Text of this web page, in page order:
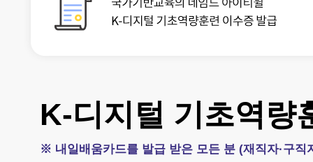
K-디지털 기초역량
※ 내일배움카드를 발급 받은 모든 분 (재직자·구직